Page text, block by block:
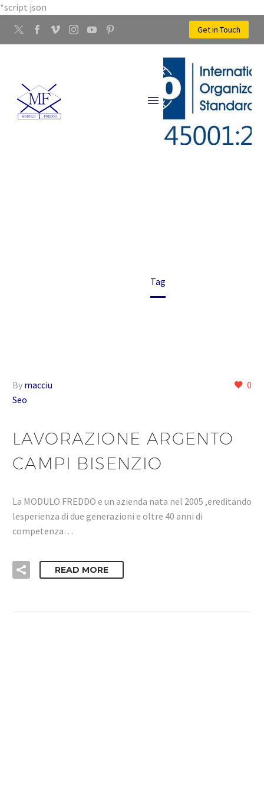
*script json
Get in Touch
Tag
0
By macciu
Seo
LAVORAZIONE ARGENTO
CAMPI BISENZIO
La MODULO FREDDO e un azienda nata nel 2005 ,ereditando
lesperienza di due generazioni e oltre 40 anni di
competenza…
READ MORE